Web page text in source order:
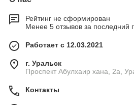
Рейтинг не сформирован
Менее 5 отзывов за последний
Работает с 12.03.2021
г. Уральск
Проспект Абулхаир хана, 2а,
Контакты